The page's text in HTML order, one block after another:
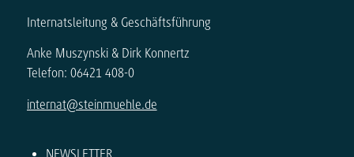
Internatsleitung & Geschäftsführung
Anke Muszynski & Dirk Konnertz
Telefon: 06421 408-0
internat@steinmuehle.de